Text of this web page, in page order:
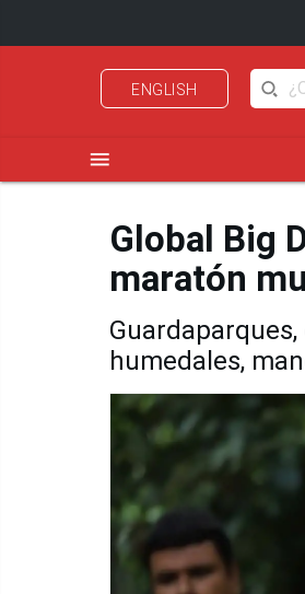
ENGLISH
menu
Global Big
maratón
humedales,